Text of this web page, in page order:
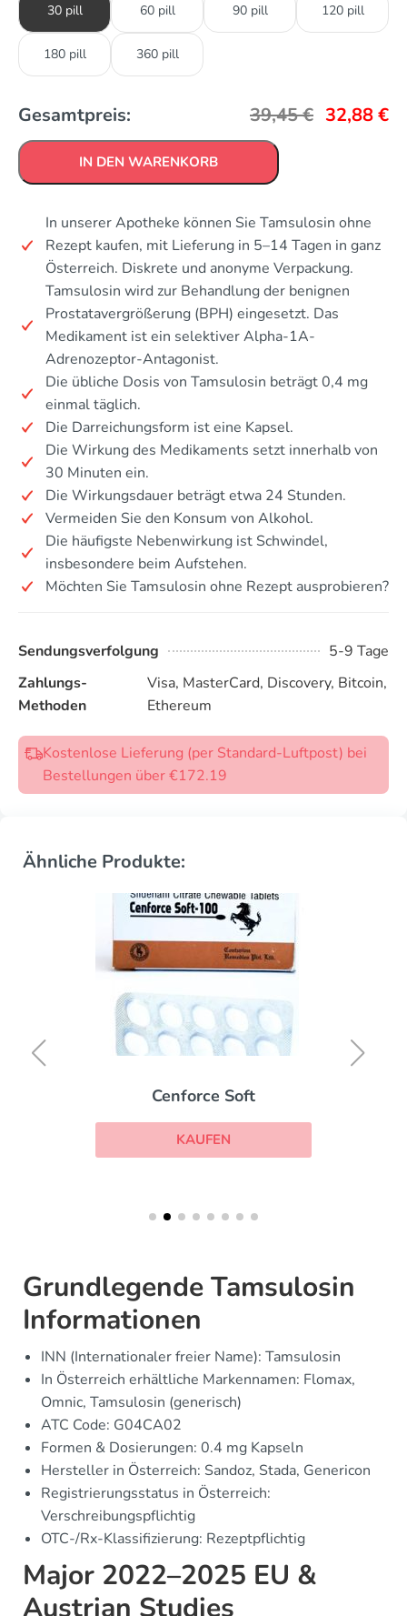
30 pill 60 pill 90 pill 120 pill
180 pill 360 pill
Gesamtpreis: 39,45€ 32,88€
IN DEN WARENKORB
In unserer Apotheke können Sie Tamsulosin ohne
Rezept kaufen, mit Lieferung in 5–14 Tagen in ganz
Österreich. Diskrete und anonyme Verpackung.
Tamsulosin wird zur Behandlung der benignen
Prostatavergrößerung (BPH) eingesetzt. Das
Medikament ist ein selektiver Alpha-1A-
Adrenozeptor-Antagonist.
Die übliche Dosis von Tamsulosin beträgt 0,4 mg
einmal täglich.
Die Darreichungsform ist eine Kapsel.
Die Wirkung des Medikaments setzt innerhalb von
30 Minuten ein.
Die Wirkungsdauer beträgt etwa 24 Stunden.
Vermeiden Sie den Konsum von Alkohol.
Die häufigste Nebenwirkung ist Schwindel,
insbesondere beim Aufstehen.
Möchten Sie Tamsulosin ohne Rezept ausprobieren?
Sendungsverfolgung
5-9 Tage
Zahlungs-
Methoden
Visa, MasterCard, Discovery, Bitcoin,
Ethereum
Kostenlose Lieferung (per Standard-Luftpost) bei
Bestellungen über €172.19
Ähnliche Produkte:
Cenforce Soft
KAUFEN
Grundlegende Tamsulosin
Informationen
INN (Internationaler freier Name): Tamsulosin
In Österreich erhältliche Markennamen: Flomax,
Omnic, Tamsulosin (generisch)
ATC Code: G04CA02
Formen & Dosierungen: 0.4 mg Kapseln
Hersteller in Österreich: Sandoz, Stada, Genericon
Registrierungsstatus in Österreich:
Verschreibungspflichtig
OTC-/Rx-Klassifizierung: Rezeptpflichtig
Major 2022–2025 EU &
Austrian Studies